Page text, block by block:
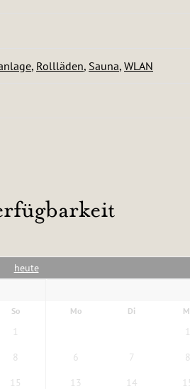
, Rollläden, Sauna, WLAN
heute
So
1
8
15
Mo Di
1
6
7 8
13
14